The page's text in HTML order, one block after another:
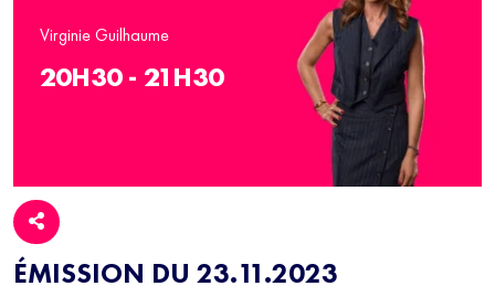
ÉMISSION DU 23.11.2023
Virginie Guilhaume
20H30 - 21H30